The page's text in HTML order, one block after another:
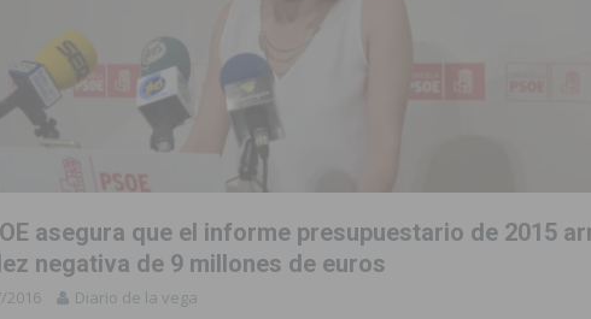
asegura que el informe presupuestario de 2015
negativa de 9 millones de euros
2016 Diario de la vega